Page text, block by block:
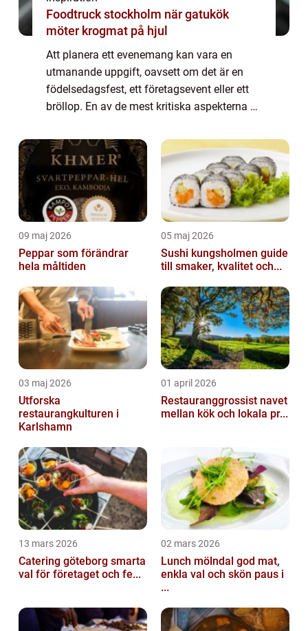
Foodtruck stockholm när gatukök
möter krogmat på hjul
Att planera ett evenemang kan vara en
utmanande uppgift, oavsett om det är en
födelsedagsfest, ett företagsevent eller ett
bröllop. En av de mest kritiska aspekterna är
bilden. ...
09 maj 2026
Peppar som förändrar
hela måltiden
05 maj 2026
Sushi kungsholmen guide
till smaker, kvalitet och...
03 maj 2026
Utforska
restaurangkulturen i
Karlshamn
01 april 2026
Restauranggrossist navet
mellan kök och lokala pr...
13 mars 2026
Catering göteborg smarta
val för företaget och fe...
02 mars 2026
Lunch mölndal god mat,
enkla val och skön paus i
...